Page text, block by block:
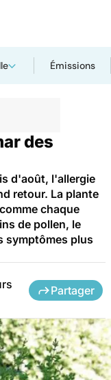
Émissions
des
d'août, l'allergie
retour. La plante
chaque
de pollen, le
symptômes plus
Partager